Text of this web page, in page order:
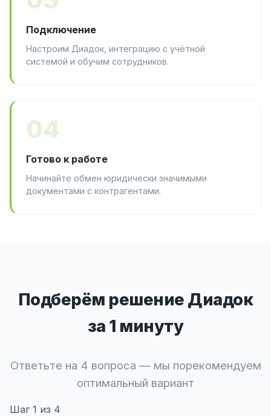
Подключение
Настроим Диадок, интеграцию с учётной
системой и обучим сотрудников.
04
Готово к работе
Начинайте обмен юридически значимыми
документами с контрагентами.
Подберём решение Диадок
за 1 минуту
Ответьте на 4 вопроса — мы порекомендуем
оптимальный вариант
Шаг 1 из 4